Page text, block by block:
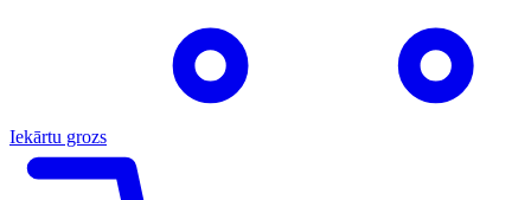
Iekārtu grozs